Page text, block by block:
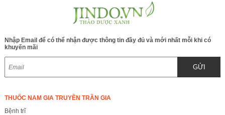
Nhập Email để có thể nhận được thông tin đầy đủ và mới nhất mỗi khi có
khuyến mãi
GỬI
THUỐC NAM GIA TRUYỀN TRẦN GIA
Bệnh trĩ